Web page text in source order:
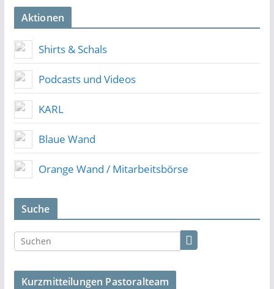
Aktionen
Shirts & Schals
Podcasts und Videos
KARL
Blaue Wand
Orange Wand / Mitarbeitsbörse
Suche
Kurzmitteilungen Pastoralteam